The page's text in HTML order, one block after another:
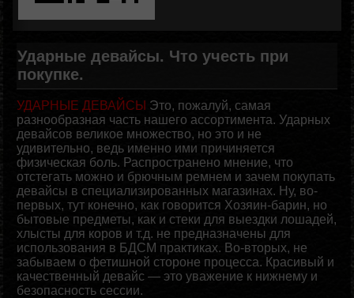
Ударные девайсы. Что учесть при
покупке.
УДАРНЫЕ ДЕВАЙСЫ Это, пожалуй, самая
разнообразная часть нашего ассортимента. Ударных
девайсов великое множество, но это и не
удивительно, ведь именно ими причиняется
физическая боль. Распространено мнение, что
отстегать можно и брючным ремнем и зачем покупать
девайсы в специализированных магазинах. Ну, во-
первых, тут конечно, как говорится Хозяин-барин, но
бытовые предметы, как и стеки для выездки лошадей,
хлысты для коров и т.д. не предназначены для
использования в БДСМ практиках. Во-вторых, не
забываем о фетишной стороне процесса. Красивый и
качественный девайс — это уважение к нижнему и
безопасность сессии.